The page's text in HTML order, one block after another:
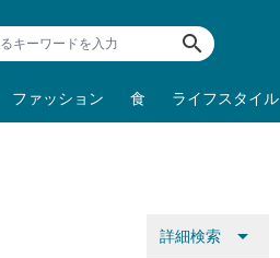
search
ファッション 食 ライフスタイル
詳細検索 arrow_drop_down